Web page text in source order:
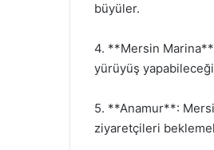
büyüler.
4. **Mersin
yürüyüş
5. **Anamur**:
ziyaretçileri